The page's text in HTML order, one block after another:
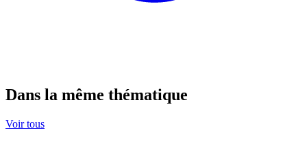
Dans la même thématique
Voir tous